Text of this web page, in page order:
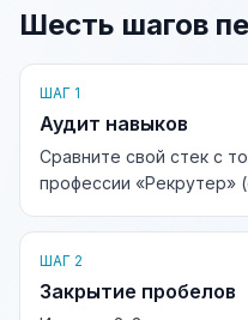
Шесть шагов
ШАГ 1
Аудит навыков
Сравните свой стек с
профессии «Рекрутер»
ШАГ 2
Закрытие пробелов